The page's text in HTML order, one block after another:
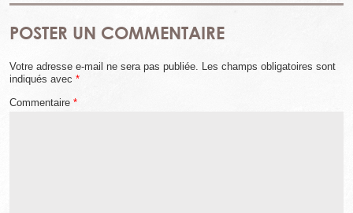
POSTER UN COMMENTAIRE
Votre adresse e-mail ne sera pas publiée. Les champs obligatoires sont
indiqués avec *
Commentaire *